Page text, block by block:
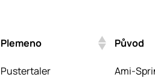
Plemeno Původ
Plemeno Původ
Pustertaler Ami-